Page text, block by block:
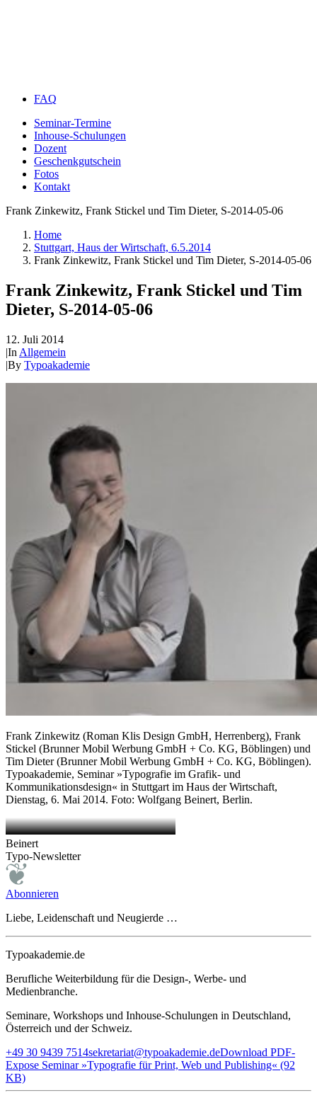
FAQ
Seminar-Termine
Inhouse-Schulungen
Dozent
Geschenkgutschein
Fotos
Kontakt
Frank Zinkewitz, Frank Stickel und Tim Dieter, S-2014-05-06
Home
Stuttgart, Haus der Wirtschaft, 6.5.2014
Frank Zinkewitz, Frank Stickel und Tim Dieter, S-2014-05-06
Frank Zinkewitz, Frank Stickel und Tim
Dieter, S-2014-05-06
12. Juli 2014
|In Allgemein
|By Typoakademie
Frank Zinkewitz (Roman Klis Design GmbH, Herrenberg), Frank
Stickel (Brunner Mobil Werbung GmbH + Co. KG, Böblingen) und
Tim Dieter (Brunner Mobil Werbung GmbH + Co. KG, Böblingen).
Typoakademie, Seminar »Typografie im Grafik- und
Kommunikationsdesign« in Stuttgart im Haus der Wirtschaft,
Dienstag, 6. Mai 2014. Foto: Wolfgang Beinert, Berlin.
Beinert
Typo-Newsletter
Abonnieren
Liebe, Leidenschaft und Neugierde …
Typoakademie.de
Berufliche Weiterbildung für die Design-, Werbe- und
Medienbranche.
Seminare, Workshops und Inhouse-Schulungen in Deutschland,
Österreich und der Schweiz.
+49 30 9439 7514sekretariat@typoakademie.deDownload PDF-
Expose Seminar »Typografie für Print, Web und Publishing« (92
KB)